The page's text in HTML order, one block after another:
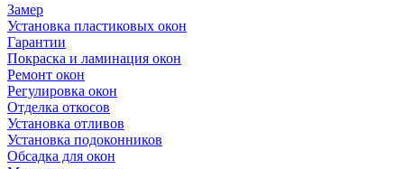
Замер
Установка пластиковых окон
Гарантии
Покраска и ламинация окон
Ремонт окон
Регулировка окон
Отделка откосов
Установка отливов
Установка подоконников
Обсадка для окон